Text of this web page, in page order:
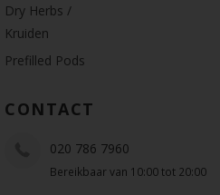
Dry Herbs /
Kruiden
Prefilled Pods
CONTACT
020 786 7960
Bereikbaar van 10:00 tot 20:00